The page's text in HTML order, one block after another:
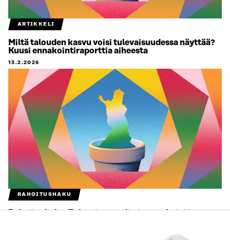
ARTIKKELI
Miltä talouden kasvu voisi tulevaisuudessa näyttää?
Kuusi ennakointiraporttia aiheesta
13.2.2026
RAHOITUSHAKU
Rahoitushaku: Tulevaisuusvalta ja ennakointi